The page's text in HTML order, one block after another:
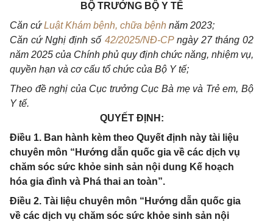
BỘ TRƯỞNG BỘ Y TẾ
Căn cứLuật Khám bệnh, chữa bệnh năm 2023;
Căn cứ Nghị định số 42/2025/NĐ-CPngày 27 tháng 02
năm 2025 của Chính phủ quy định chức năng, nhiệm vụ,
quyền hạn và cơ cấu tổ chức của Bộ Y tế;
Theo đề nghị của Cục trưởng Cục Bà mẹ và Trẻ em, Bộ
Y tế.
QUYẾT ĐỊNH:
Điều 1. Ban hành kèm theo Quyết định này tài liệu
chuyên môn “Hướng dẫn quốc gia về các dịch vụ
chăm sóc sức khỏe sinh sản nội dung Kế hoạch
hóa gia đình và Phá thai an toàn”.
Điều 2. Tài liệu chuyên môn “Hướng dẫn quốc gia
về các dịch vụ chăm sóc sức khỏe sinh sản nội